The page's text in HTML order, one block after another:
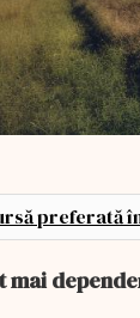
preferată
mai